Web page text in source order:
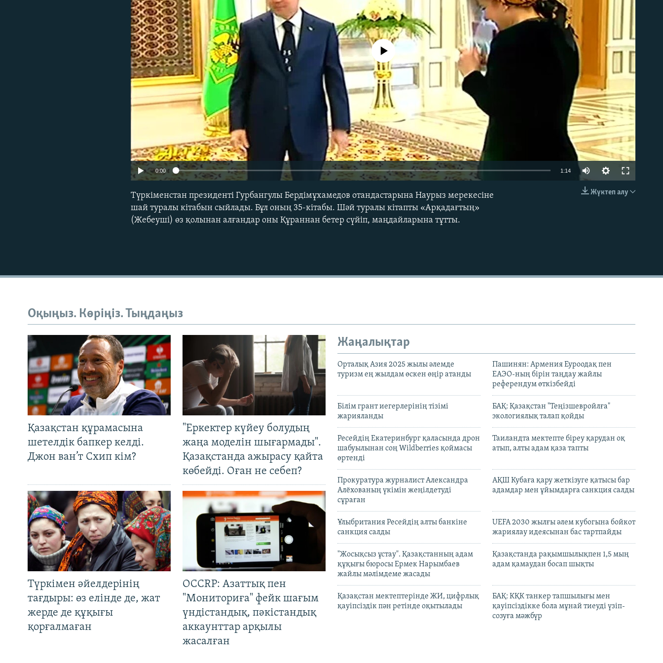
EMBED
No media source currently available
0:00 1:14
Жүктеп алу
Түркіменстан президенті Гурбангулы Бердімұхамедов отандастарына Наурыз мерекесіне
шай туралы кітабын сыйлады. Бұл оның 35-кітабы. Шәй туралы кітапты «Арқадағтың»
(Жебеуші) өз қолынан алғандар оны Құраннан бетер сүйіп, маңдайларына тұтты.
Оқыңыз. Көріңіз. Тыңдаңыз
Қазақстан құрамасына
шетелдік бапкер келді.
Джон ван’т Схип кім?
"Еркектер күйеу болудың
жаңа моделін шығармады".
Қазақстанда ажырасу қайта
көбейді. Оған не себеп?
Түркімен әйелдерінің
тағдыры: өз елінде де, жат
жерде де құқығы
қорғалмаған
OCCRP: Азаттық пен
"Мониториға" фейк шағым
үндістандық, пәкістандық
аккаунттар арқылы
жасалған
Жаңалықтар
Орталық Азия 2025 жылы әлемде
туризм ең жылдам өскен өңір атанды
Пашинян: Армения Еуроодақ пен
ЕАЭО-ның бірін таңдау жайлы
референдум өткізбейді
Білім грант иегерлерінің тізімі
жарияланды
БАҚ: Қазақстан "Теңізшевройлға"
экологиялық талап қойды
Ресейдің Екатеринбург қаласында дрон
шабуылынан соң Wildberries қоймасы
өртенді
Таиландта мектепте біреу қарудан оқ
атып, алты адам қаза тапты
Прокуратура журналист Александра
Алёхованың үкімін жеңілдетуді
сұраған
АҚШ Кубаға қару жеткізуге қатысы бар
адамдар мен ұйымдарға санкция салды
Ұлыбритания Ресейдің алты банкіне
санкция салды
UEFA 2030 жылғы әлем кубогына бойкот
жариялау идеясынан бас тартпайды
"Жосықсыз ұстау". Қазақстанның адам
құқығы бюросы Ермек Нарымбаев
жайлы мәлімдеме жасады
Қазақстанда рақымшылықпен 1,5 мың
адам қамаудан босап шықты
Қазақстан мектептерінде ЖИ, цифрлық
қауіпсіздік пән ретінде оқытылады
БАҚ: КҚК танкер тапшылығы мен
қауіпсіздікке бола мұнай тиеуді үзіп-
созуға мәжбүр